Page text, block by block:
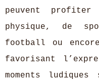
peuvent profiter
physique, de
football ou
favorisant
moments